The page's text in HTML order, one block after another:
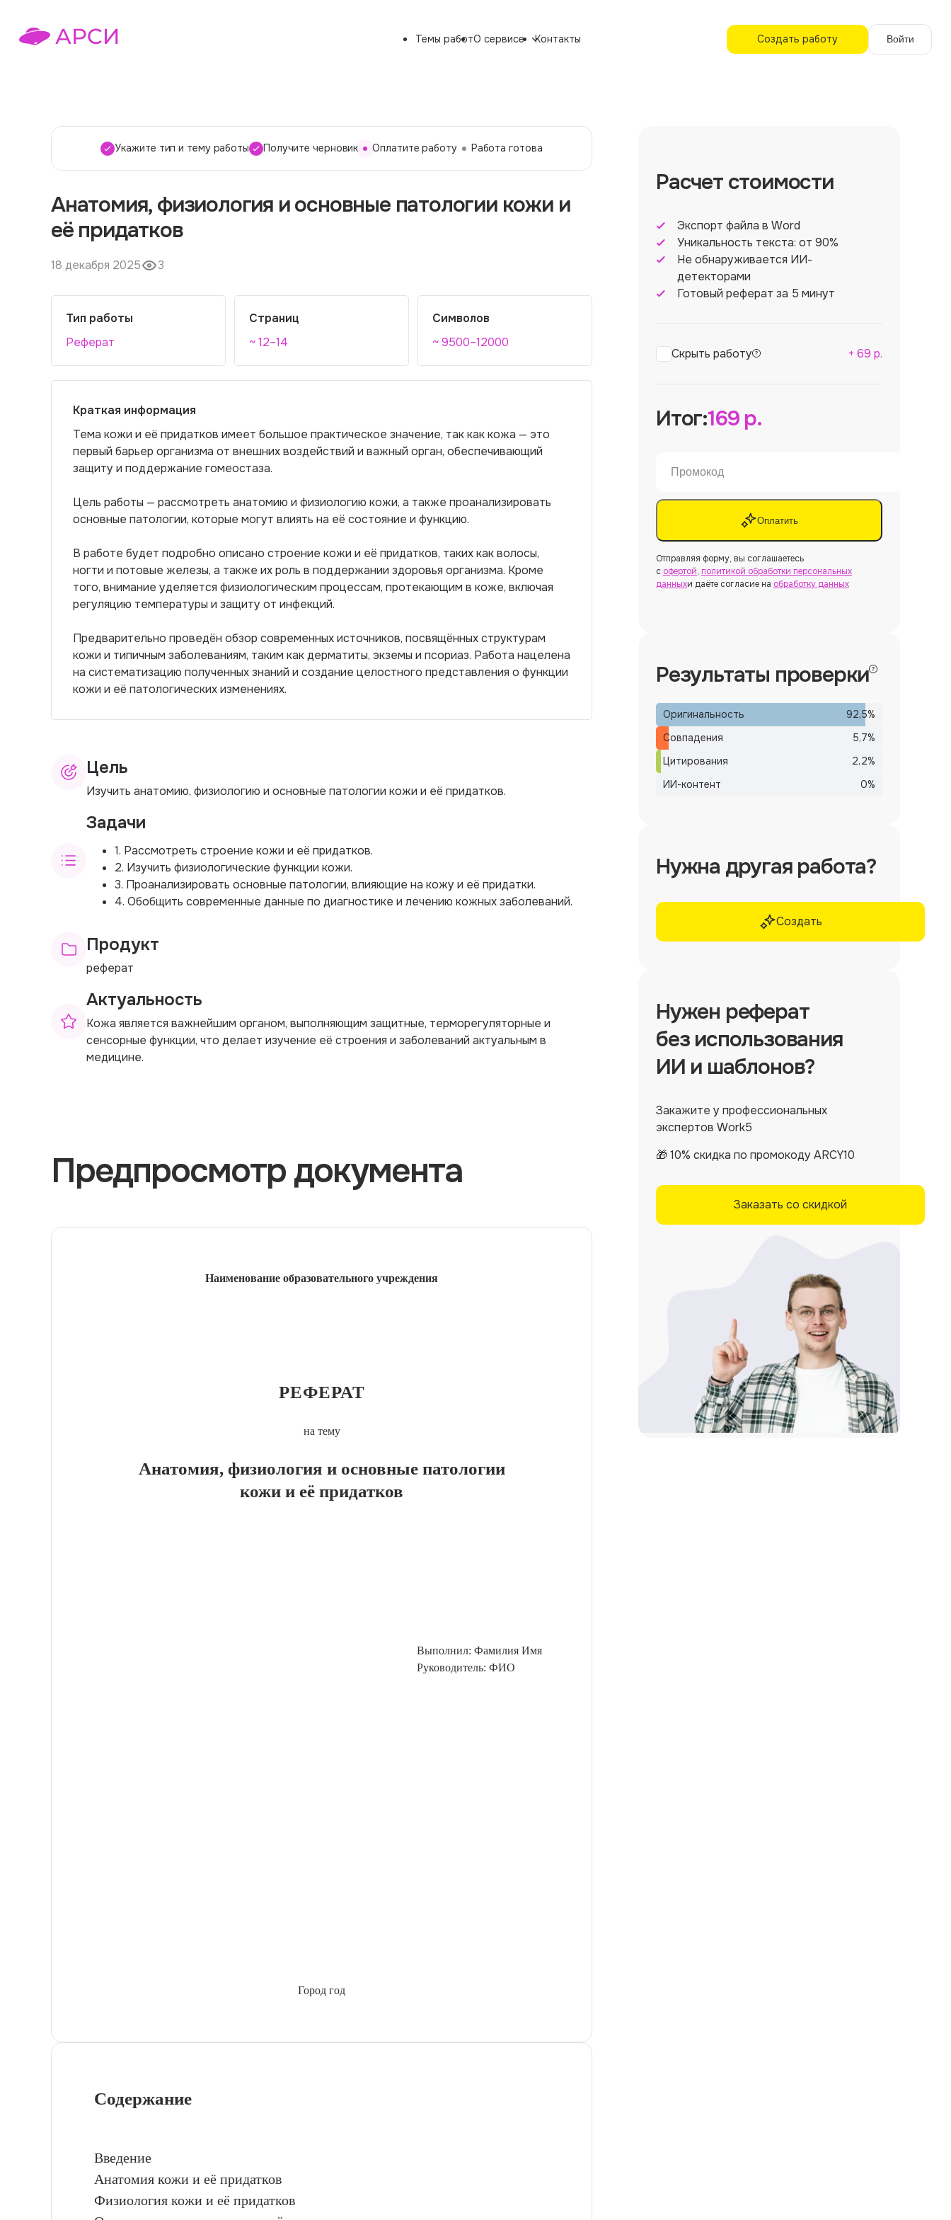
Темы работО сервисе Контакты Создать работу Войти
Укажите тип и тему работы Получите черновик Оплатите работу Работа готова
Анатомия, физиология и основные патологии кожи и
её придатков
18 декабря 2025 3
Тип работы
Реферат
Страниц
~ 12–14
Символов
~ 9500–12000
Краткая информация
Тема кожи и её придатков имеет большое практическое значение, так как кожа — это
первый барьер организма от внешних воздействий и важный орган, обеспечивающий
защиту и поддержание гомеостаза.
Цель работы — рассмотреть анатомию и физиологию кожи, а также проанализировать
основные патологии, которые могут влиять на её состояние и функцию.
В работе будет подробно описано строение кожи и её придатков, таких как волосы,
ногти и потовые железы, а также их роль в поддержании здоровья организма. Кроме
того, внимание уделяется физиологическим процессам, протекающим в коже, включая
регуляцию температуры и защиту от инфекций.
Предварительно проведён обзор современных источников, посвящённых структурам
кожи и типичным заболеваниям, таким как дерматиты, экземы и псориаз. Работа нацелена
на систематизацию полученных знаний и создание целостного представления о функции
кожи и её патологических изменениях.
Цель
Изучить анатомию, физиологию и основные патологии кожи и её придатков.
Задачи
1. Рассмотреть строение кожи и её придатков.
2. Изучить физиологические функции кожи.
3. Проанализировать основные патологии, влияющие на кожу и её придатки.
4. Обобщить современные данные по диагностике и лечению кожных заболеваний.
Продукт
реферат
Актуальность
Кожа является важнейшим органом, выполняющим защитные, терморегуляторные и
сенсорные функции, что делает изучение её строения и заболеваний актуальным в
медицине.
Предпросмотр документа
Наименование образовательного учреждения
РЕФЕРАТ
на тему
Анатомия, физиология и основные патологии
кожи и её придатков
Выполнил: Фамилия Имя
Руководитель: ФИО
Город год
Содержание
Введение
Анатомия кожи и её придатков
Физиология кожи и её придатков
Расчет стоимости
Экспорт файла в Word
Уникальность текста: от 90%
Не обнаруживается ИИ-
детекторами
Готовый реферат за 5 минут
Скрыть работу + 69 р.
Итог:169р.
Оплатить
Отправляя форму, вы соглашаетесь
с офертой, политикой обработки персональных
данныхи даёте согласие на обработку данных
Результаты проверки
Оригинальность 92,5%
Совпадения
5,7%
Цитирования
2,2%
ИИ-контент
0%
Нужна другая работа?
Создать
Нужен реферат
без использования
ИИ и шаблонов?
Закажите у профессиональных
экспертов Work5
🎁 10% скидка по промокоду ARCY10
Заказать со скидкой